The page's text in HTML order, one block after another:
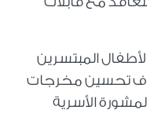
المبتسرين
تحسين مخرجات
الأسرية